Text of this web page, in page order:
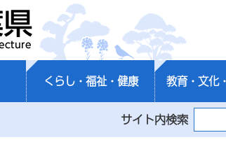
千葉県
くらし・福祉・健康 教育・文化
サイト内検索